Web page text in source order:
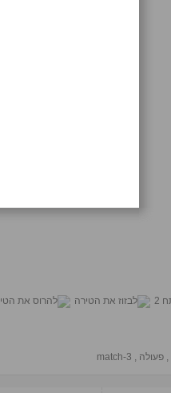
, פעולה ,
match-3